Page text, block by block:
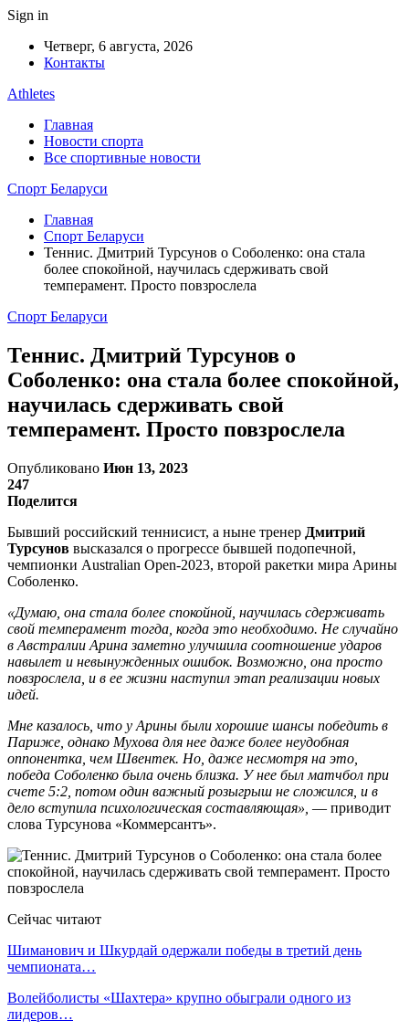
Sign in
Четверг, 6 августа, 2026
Контакты
Athletes
Главная
Новости спорта
Все спортивные новости
Спорт Беларуси
Главная
Спорт Беларуси
Теннис. Дмитрий Турсунов о Соболенко: она стала
более спокойной, научилась сдерживать свой
темперамент. Просто повзрослела
Спорт Беларуси
Теннис. Дмитрий Турсунов о
Соболенко: она стала более спокойной,
научилась сдерживать свой
темперамент. Просто повзрослела
Опубликовано Июн 13, 2023
247
Поделится
Бывший российский теннисист, а ныне тренер Дмитрий
Турсунов высказался о прогрессе бывшей подопечной,
чемпионки Australian Open-2023, второй ракетки мира Арины
Соболенко.
«Думаю, она стала более спокойной, научилась сдерживать
свой темперамент тогда, когда это необходимо. Не случайно
в Австралии Арина заметно улучшила соотношение ударов
навылет и невынужденных ошибок. Возможно, она просто
повзрослела, и в ее жизни наступил этап реализации новых
идей.
Мне казалось, что у Арины были хорошие шансы победить в
Париже, однако Мухова для нее даже более неудобная
оппонентка, чем Швентек. Но, даже несмотря на это,
победа Соболенко была очень близка. У нее был матчбол при
счете 5:2, потом один важный розыгрыш не сложился, и в
дело вступила психологическая составляющая», — приводит
слова Турсунова «Коммерсантъ».
Сейчас читают
Шиманович и Шкурдай одержали победы в третий день
чемпионата…
Волейболисты «Шахтера» крупно обыграли одного из
лидеров…